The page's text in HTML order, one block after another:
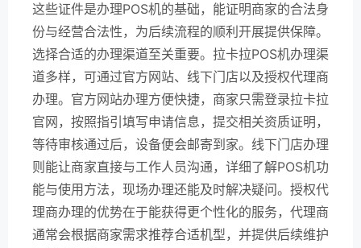
这些证件是办理POS机的基础，能证明商家的合法身
份与经营合法性，为后续流程的顺利开展提供保障。
选择合适的办理渠道至关重要。拉卡拉POS机办理渠
道多样，可通过官方网站、线下门店以及授权代理商
办理。官方网站办理方便快捷，商家只需登录拉卡拉
官网，按照指引填写申请信息，提交相关资质证明，
等待审核通过后，设备便会邮寄到家。线下门店办理
则能让商家直接与工作人员沟通，详细了解POS机功
能与使用方法，现场办理还能及时解决疑问。授权代
理商办理的优势在于能获得更个性化的服务，代理商
通常会根据商家需求推荐合适机型，并提供后续维护